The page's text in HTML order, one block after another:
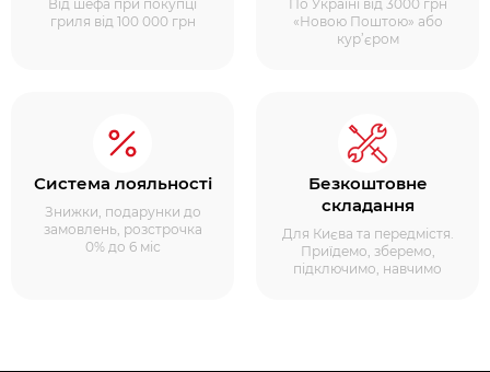
Від шефа при покупці
гриля від 100 000 грн
По Україні від 3000 грн
«Новою Поштою» або
кур’єром
Система лояльності
Знижки, подарунки до
замовлень, розстрочка
0% до 6 міс
Безкоштовне
складання
Для Києва та передмістя.
Приїдемо, зберемо,
підключимо, навчимо